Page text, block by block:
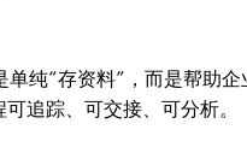
纯“存资料”，而是帮助企
可追踪、可交接、可分析。